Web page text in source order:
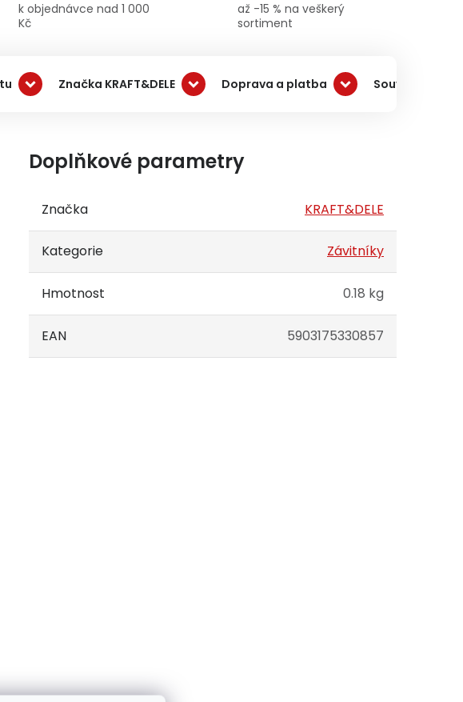
k objednávce nad 1 000
Kč
až -15 % na veškerý
sortiment
Značka KRAFT&DELE Doprava a platba Související
Doplňkové parametry
Značka KRAFT&DELE
Kategorie Závitníky
Hmotnost 0.18 kg
EAN 5903175330857